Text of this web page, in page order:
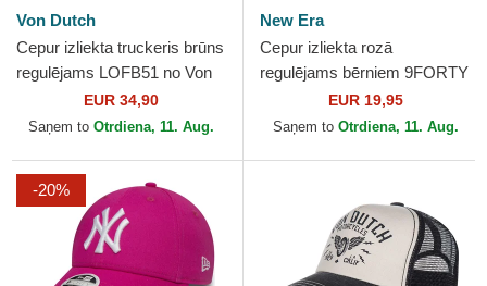
Von Dutch
Cepur izliekta truckeris brūns
regulējams LOFB51 no Von
EUR 34,90
Saņem to Otrdiena, 11. Aug.
New Era
Cepur izliekta rozā
regulējams bērniem 9FORTY
Essential no New York
Yankees MLB no New Era
EUR 19,95
Saņem to Otrdiena, 11. Aug.
-20%